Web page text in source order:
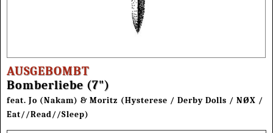
AUSGEBOMBT
Bomberliebe (7")
feat. Jo (Nakam) & Moritz (Hysterese / Derby Dolls / NØX /
Eat//Read//Sleep)